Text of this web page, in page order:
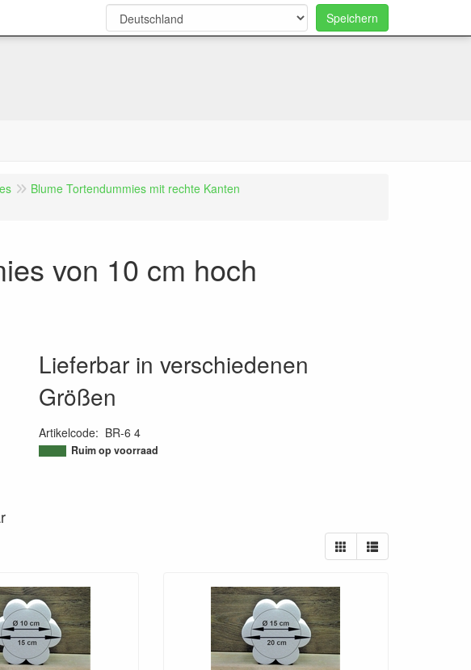
0
Blume Tortendummies mit rechte Kanten
von 10 cm hoch
Lieferbar in verschiedenen
Größen
Artikelcode: BR-6 4
9507994522613
Ruim op voorraad
Speichern